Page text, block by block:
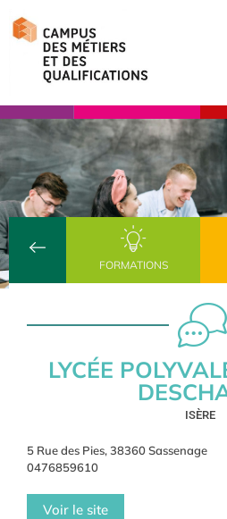
FORMATIONS
LYCÉE
ISÈRE
5 Rue des Pies, 38360 Sassenage
0476859610
Voir le site